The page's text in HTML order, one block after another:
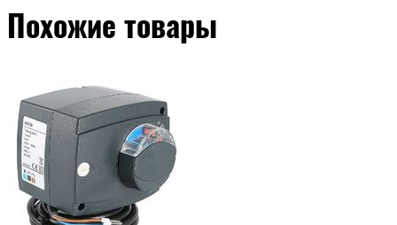
Похожие товары